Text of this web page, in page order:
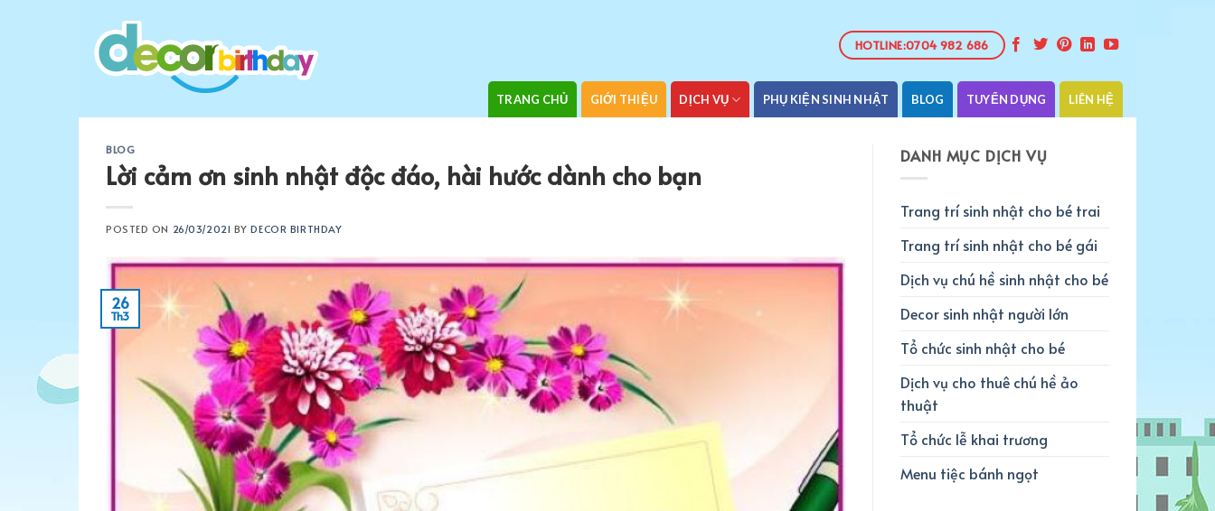
content
HOTLINE:0704 982 686
TRANG CHỦ GIỚI THIỆU DỊCH VỤ PHỤ KIỆN SINH NHẬT BLOG TUYỂN DỤNG LIÊN HỆ
BLOG
Lời cảm ơn sinh nhật độc đáo, hài hước dành cho bạn
POSTED ON 26/03/2021 BYDECOR BIRTHDAY
26
Th3
DANH MỤC DỊCH VỤ
Trang trí sinh nhật cho bé trai
Trang trí sinh nhật cho bé gái
Dịch vụ chú hề sinh nhật cho bé
Decor sinh nhật người lớn
Tổ chức sinh nhật cho bé
Dịch vụ cho thuê chú hề ảo
thuật
Tổ chức lễ khai trương
Menu tiệc bánh ngọt